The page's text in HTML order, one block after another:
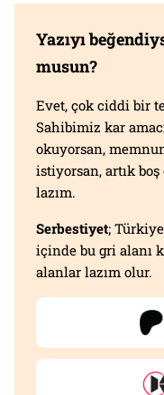
Yazıyı
musun?
Evet, çok ciddi bir
Sahibimiz kar
okuyorsan,
istiyorsan, artık
lazım.
Serbestiyet;
içinde bu gri alanı
alanlar lazım olur.